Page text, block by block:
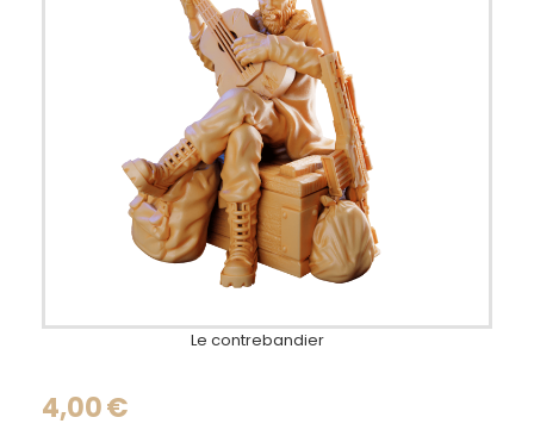
Le contrebandier
4,00€